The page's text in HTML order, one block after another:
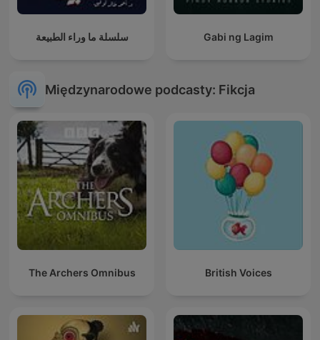
سلسلة ما وراء الطبيعة Gabi ng Lagim
Międzynarodowe podcasty: Fikcja
The Archers Omnibus British Voices